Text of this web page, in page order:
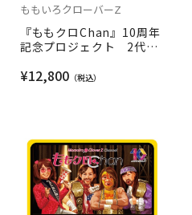
ももいろクローバーZ
『ももクロChan』10周年
記念プロジェクト 2代目
¥12,800